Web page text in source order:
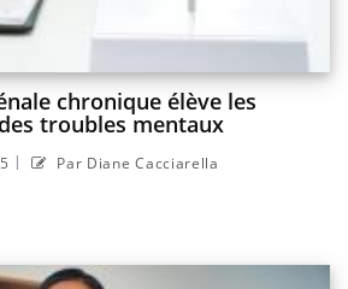
chronique élève les
troubles mentaux
| Par Diane Cacciarella